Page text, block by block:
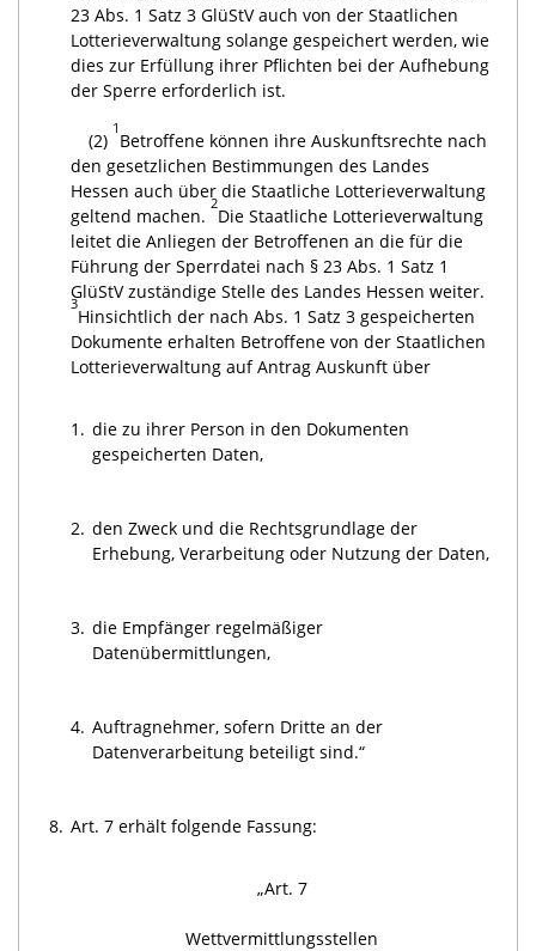
23 Abs. 1 Satz 3 GlüStV auch von der Staatlichen
Lotterieverwaltung solange gespeichert werden, wie
dies zur Erfüllung ihrer Pflichten bei der Aufhebung
der Sperre erforderlich ist.
(2)
1
Betroffene können ihre Auskunftsrechte nach
den gesetzlichen Bestimmungen des Landes
Hessen auch über die Staatliche Lotterieverwaltung
geltend machen.
2
Die Staatliche Lotterieverwaltung
leitet die Anliegen der Betroffenen an die für die
Führung der Sperrdatei nach § 23 Abs. 1 Satz 1
GlüStV zuständige Stelle des Landes Hessen weiter.
3
Hinsichtlich der nach Abs. 1 Satz 3 gespeicherten
Dokumente erhalten Betroffene von der Staatlichen
Lotterieverwaltung auf Antrag Auskunft über
1. die zu ihrer Person in den Dokumenten
gespeicherten Daten,
2. den Zweck und die Rechtsgrundlage der
Erhebung, Verarbeitung oder Nutzung der Daten,
3. die Empfänger regelmäßiger
Datenübermittlungen,
4. Auftragnehmer, sofern Dritte an der
Datenverarbeitung beteiligt sind.“
8. Art. 7 erhält folgende Fassung:
„Art. 7
Wettvermittlungsstellen